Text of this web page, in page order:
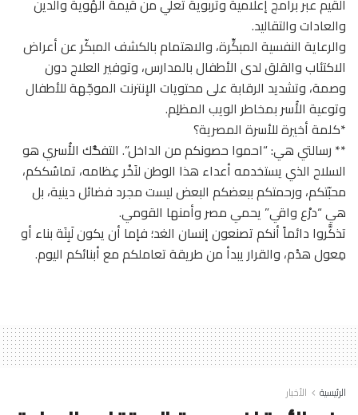
والعادات والتقاليد.
والرعاية النفسية المبكِّرة، والاهتمام بالكشف المبكّر عن أعراض
الاكتئاب والقلق لدى الأطفال بالمدارس، وتوفير العلاج دون
وصمة، وتشديد الرقابة على محتويات الإنترنت الموجّهة للأطفال
وتوعية الأُسر بمخاطر الويب المظلِم.
*كلمة أخيرة للأسرة المصرية؟
** رسالتي هي: “احموا حصونكم من الداخل”. التفكُّك الأُسري هو
السلاح الذي يستخدمه أعداء هذا الوطن لنَخْر عِظامه، تماسُككم،
محبّتكم، ورحمتكم ببعضكم البعض ليست مجرد فضائل دينية، بل
هي “درْع واقي” يحمي مصر وأمنها القومي.
تذكَّروا دائماً أنكم تصنعون إنسان الغد؛ فإما أن يكون لَبِنَة بناء أو
مِعول هدْم، والقرار يبدأ من طريقة تعاملكم مع أبنائكم اليوم.
الرئيسية الأخبار